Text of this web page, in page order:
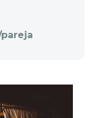
pareja